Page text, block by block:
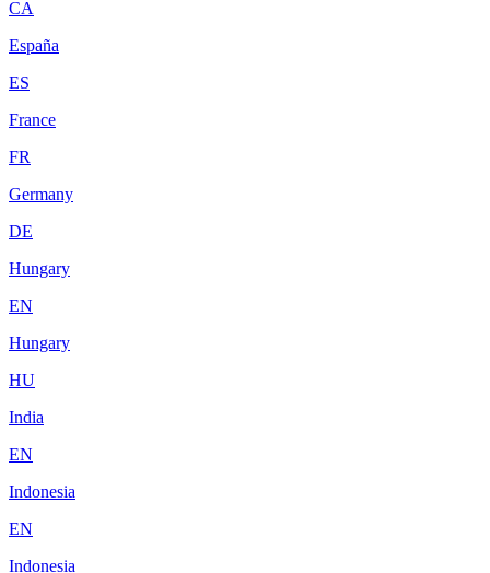
CA
España
ES
France
FR
Germany
DE
Hungary
EN
Hungary
HU
India
EN
Indonesia
EN
Indonesia